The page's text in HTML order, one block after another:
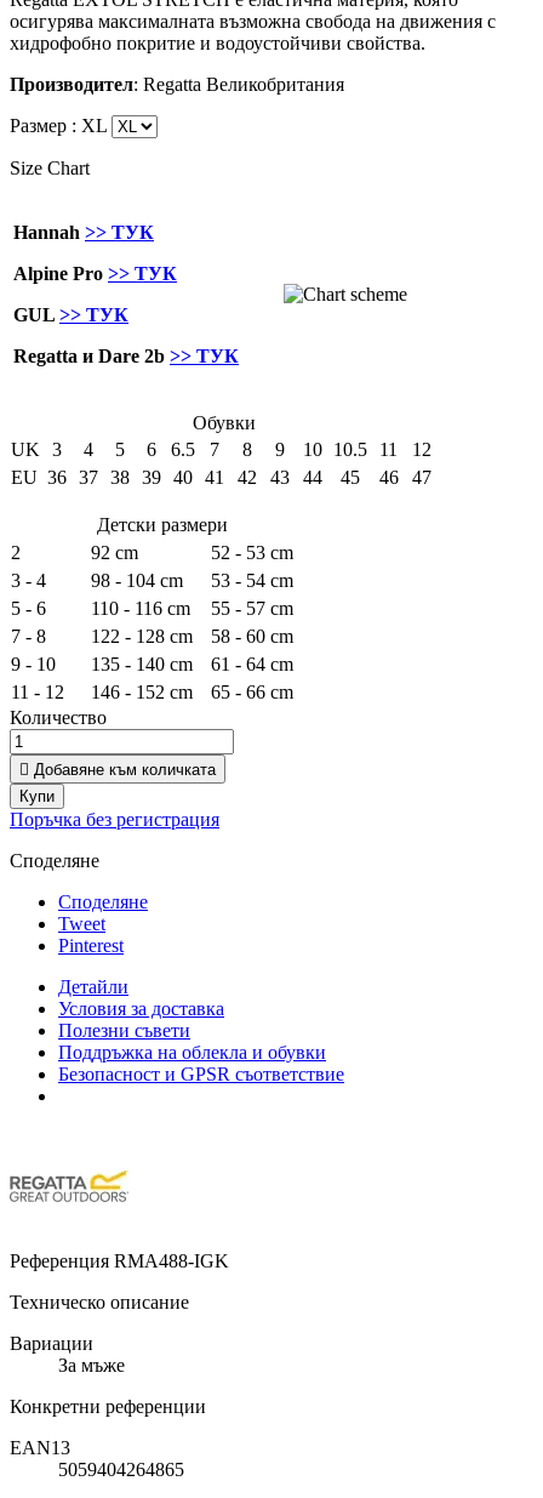
осигурява максималната възможна свобода на движения с
хидрофобно покритие и водоустойчиви свойства.
Производител: Regatta Великобритания
Размер : XL
Size Chart
Hannah >> ТУК
Alpine Pro >> ТУК
GUL >> ТУК
Regatta и Dare 2b >> ТУК
Обувки
UK
3 4 5 6 6.5 7 8 9 10 10.5 11
12
EU 36 37 38 39 40 41 42 43 44 45 46 47
Детски размери
2
92 cm
52 - 53 cm
3 - 4
98 - 104 cm
53 - 54 cm
5 - 6
110 - 116 cm
55 - 57 cm
7 - 8
122 - 128 cm
58 - 60 cm
9 - 10
135 - 140 cm
61 - 64 cm
11 - 12
146 - 152 cm
65 - 66 cm
Количество
 Добавяне към количката
Купи
Поръчка без регистрация
Споделяне
Споделяне
Tweet
Pinterest
Детайли
Условия за доставка
Полезни съвети
Поддръжка на облекла и обувки
Безопасност и GPSR съответствие
Референция RMA488-IGK
Техническо описание
Вариации
За мъже
Конкретни референции
EAN13
5059404264865